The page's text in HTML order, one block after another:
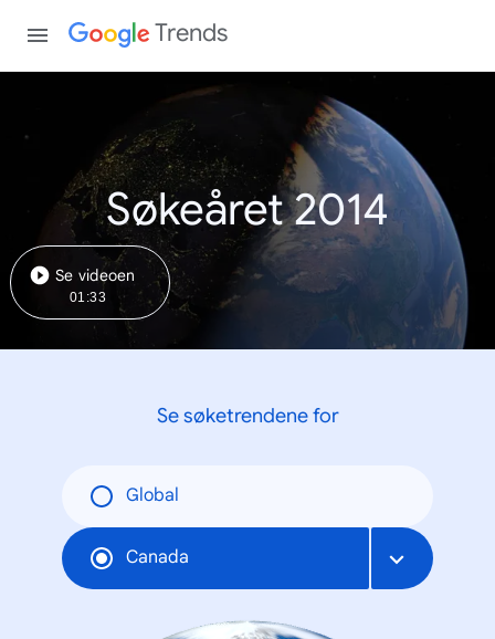
Trends
Søkeåret 2014
Se videoen
01:33
Se søketrendene for
Global
Canada